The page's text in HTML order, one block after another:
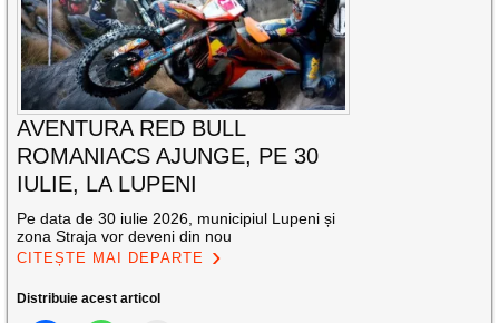
AVENTURA RED BULL
ROMANIACS AJUNGE, PE 30
IULIE, LA LUPENI
Pe data de 30 iulie 2026, municipiul Lupeni și
zona Straja vor deveni din nou
CITEȘTE MAI DEPARTE
Distribuie acest articol